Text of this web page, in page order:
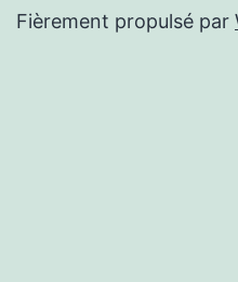
Fièrement propulsé par